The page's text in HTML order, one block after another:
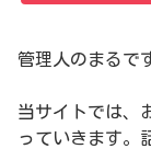
管理人のまるで
当サイトでは、
っていきます。